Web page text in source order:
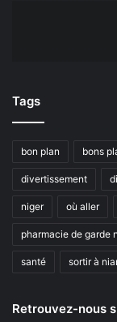
Tags
bon plan bons
divertissement
niger où aller
pharmacie de garde
santé sortir à
Retrouvez-nous